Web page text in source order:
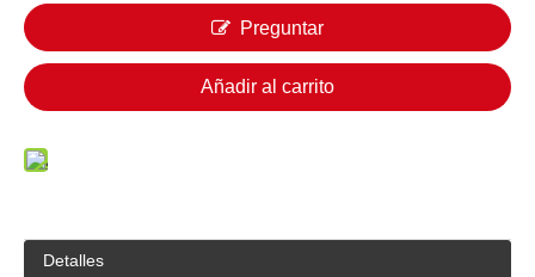
Preguntar
Añadir al carrito
Detalles